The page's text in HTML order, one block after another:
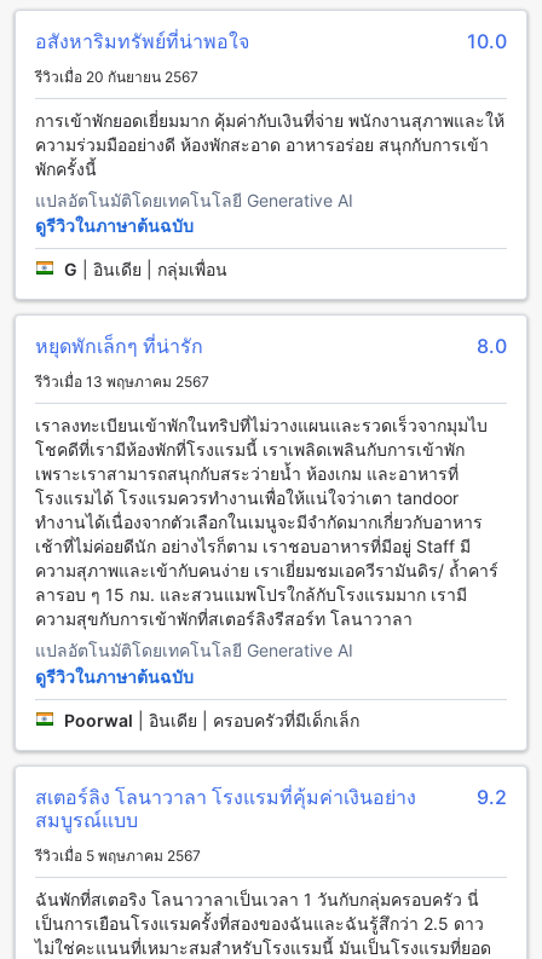
ความสนุกสนานให้กับทุกคนอย่างแน่นอน!
สิ่งอำนวยความสะดวกที่ สเตอร์ลิง โลณวลา เพื่อความสะดวก
สบายของคุณ
ที่ สเตอร์ลิง โลณวลา เราเข้าใจดีว่าความสะดวกสบายเป็นสิ่ง
สำคัญสำหรับการพักผ่อนของคุณ ดังนั้นเราจึงมีบริการที่หลาก
บริการทำความสะอาดรายวัน ที่จะช่วยให้คุณสามารถใช้เวลาพัก
ผ่อนอย่างเต็มที่ โดยไม่ต้องกังวลเกี่ยวกับงานบ้าน นอกจากนี้ เรา
ยังมีบริการรูมเซอร์วิสที่พร้อมให้บริการอาหารและเครื่องดื่มถึง
ห้องพักของคุณ เพื่อความสะดวกในการรับประทานอาหารใน
บรรยากาศส่วนตัวของคุณเอง
สำหรับผู้ที่ต้องการข้อมูลหรือความช่วยเหลือเพิ่มเติม ทีมงานคอน
เซียร์จของเรายินดีที่จะให้บริการและแนะนำสถานที่ท่องเที่ยวที่น่า
สนใจในโลนาวาลา คุณยังสามารถเชื่อมต่อกับโลกออนไลน์ได้
อย่างสะดวกสบายด้วยบริการ Wi-Fi ฟรีในทุกห้องพักและพื้นที่
สาธารณะ นอกจากนี้ เรายังมีพื้นที่สูบบุหรี่ที่กำหนดไว้เพื่อให้คุณ
สามารถผ่อนคลายได้อย่างมีสไตล์ และบริการฝากสัมภาระที่ช่วย
ให้คุณสามารถสำรวจสถานที่ต่าง ๆ ได้อย่างไร้กังวล
สิ่งอำนวยความสะดวกด้านการขนส่งที่สเตอร์ลิง โลณวลา
ที่สเตอร์ลิง โลณวลา เรามีบริการด้านการขนส่งที่สะดวกสบาย
เพื่อให้การเดินทางของคุณเป็นเรื่องง่ายและไม่ยุ่งยาก เริ่มต้นจาก
บริการรับส่งสนามบินที่สะดวกสบาย ทำให้คุณสามารถเดินทาง
จากสนามบินมายังโรงแรมได้อย่างรวดเร็วและปลอดภัย นอกจาก
นี้ เรายังมีบริการทัวร์ที่น่าตื่นเต้น ซึ่งจะพาคุณไปสำรวจสถานที่
ท่องเที่ยวที่น่าสนใจในโลนาวาลาอย่างมีสไตล์
สำหรับผู้ที่ต้องการความเป็นส่วนตัวและความสะดวกสบายในการ
ของคุณ พร้อมที่จอดรถฟรีภายในโรงแรม ทำให้คุณสามารถจอด
รถได้อย่างสะดวกสบาย โดยไม่ต้องกังวลเรื่องค่าจอดรถ นอกจากนี้
เรายังมีบริการจัดหาตั๋วเพื่อให้คุณสามารถเข้าชมสถานที่ต่างๆ ได้
อย่างง่ายดาย ทำให้การเดินทางของคุณเต็มไปด้วยความสุขและ
ความสะดวกสบายที่ไม่เหมือนใครในโลนาวาลา.
สิ่งอำนวยความสะดวกในห้องพักที่สเตอร์ลิง โลณวลา
อสังหาริมทรัพย์ที่น่าพอใจ 10.0
รีวิวเมื่อ 20 กันยายน 2567
การเข้าพักยอดเยี่ยมมาก คุ้มค่ากับเงินที่จ่าย พนักงานสุภาพและให้
ความร่วมมืออย่างดี ห้องพักสะอาด อาหารอร่อย สนุกกับการเข้า
พักครั้งนี้
แปลอัตโนมัติโดยเทคโนโลยี Generative AI
ดูรีวิวในภาษาต้นฉบับ
G อินเดีย | กลุ่มเพื่อน
หยุดพักเล็กๆ ที่น่ารัก 8.0
รีวิวเมื่อ 13 พฤษภาคม 2567
เราลงทะเบียนเข้าพักในทริปที่ไม่วางแผนและรวดเร็วจากมุมไบ
โชคดีที่เรามีห้องพักที่โรงแรมนี้ เราเพลิดเพลินกับการเข้าพัก
เพราะเราสามารถสนุกกับสระว่ายน้ำ ห้องเกม และอาหารที่
โรงแรมได้ โรงแรมควรทำงานเพื่อให้แน่ใจว่าเตา tandoor
ทำงานได้เนื่องจากตัวเลือกในเมนูจะมีจำกัดมากเกี่ยวกับอาหาร
เช้าที่ไม่ค่อยดีนัก อย่างไรก็ตาม เราชอบอาหารที่มีอยู่ Staff มี
ความสุภาพและเข้ากับคนง่าย เราเยี่ยมชมเอควีรามันดิร/ ถ้ำคาร์
ลารอบ ๆ 15 กม. และสวนแมพโปรใกล้กับโรงแรมมาก เรามี
ความสุขกับการเข้าพักที่สเตอร์ลิงรีสอร์ท โลนาวาลา
แปลอัตโนมัติโดยเทคโนโลยี Generative AI
ดูรีวิวในภาษาต้นฉบับ
Poorwal อินเดีย | ครอบครัวที่มีเด็กเล็ก
สเตอร์ลิง โลนาวาลา โรงแรมที่คุ้มค่าเงินอย่าง
สมบูรณ์แบบ
9.2
รีวิวเมื่อ 5 พฤษภาคม 2567
ฉันพักที่สเตอริง โลนาวาลาเป็นเวลา 1 วันกับกลุ่มครอบครัว นี่
เป็นการเยือนโรงแรมครั้งที่สองของฉันและฉันรู้สึกว่า 2.5 ดาว
ไม่ใช่คะแนนที่เหมาะสมสำหรับโรงแรมนี้ มันเป็นโรงแรมที่ยอด